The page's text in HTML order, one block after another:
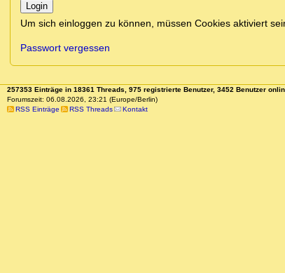
Login
Um sich einloggen zu können, müssen Cookies aktiviert
Passwort vergessen
257353 Einträge in 18361 Threads, 975 registrierte Benutzer, 3452 Benutzer
Forumszeit: 06.08.2026, 23:21 (Europe/Berlin)
RSS Einträge
RSS Threads Kontakt